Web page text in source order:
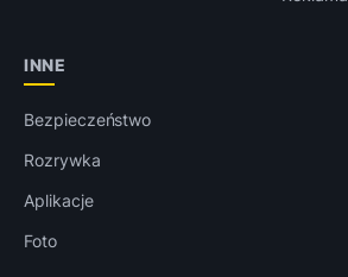
INNE
Bezpieczeństwo
Rozrywka
Aplikacje
Foto